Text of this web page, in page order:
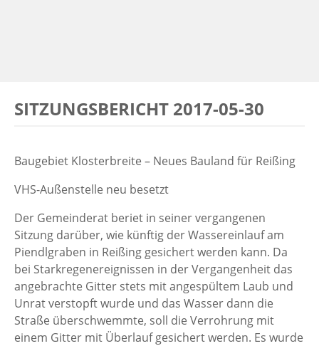
SITZUNGSBERICHT 2017-05-30
Baugebiet Klosterbreite – Neues Bauland für Reißing
VHS-Außenstelle neu besetzt
Der Gemeinderat beriet in seiner vergangenen
Sitzung darüber, wie künftig der Wassereinlauf am
Piendlgraben in Reißing gesichert werden kann. Da
bei Starkregenereignissen in der Vergangenheit das
angebrachte Gitter stets mit angespültem Laub und
Unrat verstopft wurde und das Wasser dann die
Straße überschwemmte, soll die Verrohrung mit
einem Gitter mit Überlauf gesichert werden. Es wurde